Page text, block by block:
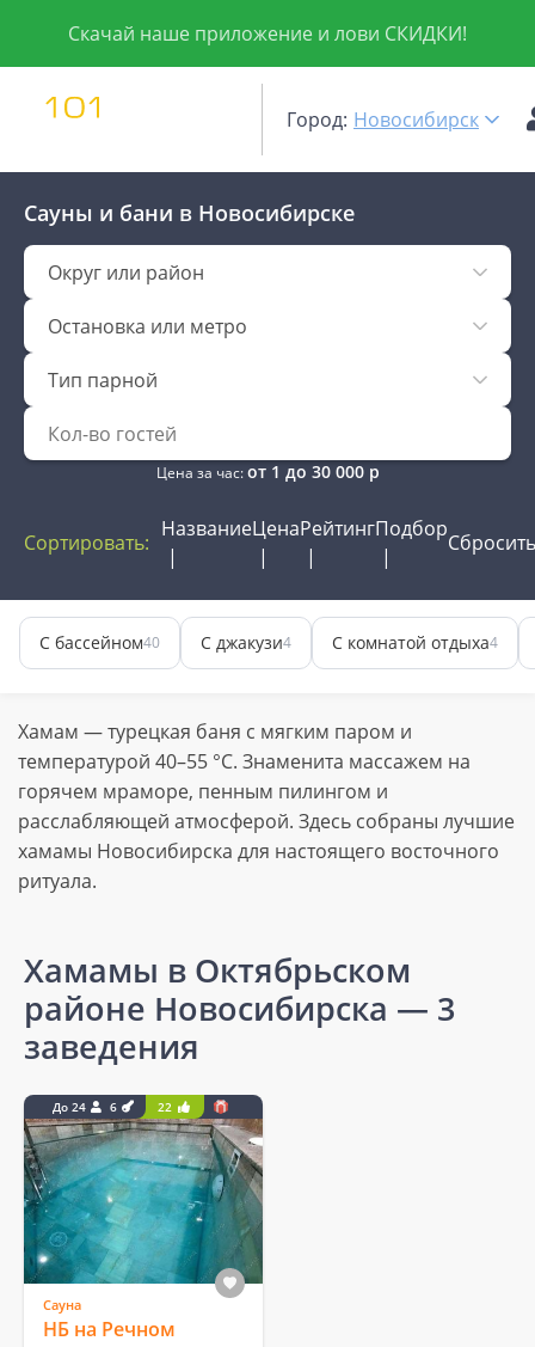
Скачай наше приложение и лови СКИДКИ!
Город: Новосибирск
Сауны и бани в Новосибирске
Округ или район
Остановка или метро
Тип парной
Цена за час:от 1 до 30 000р
Сортировать:
НазваниеЦенаРейтингПодбор
Сбросить
С бассейном40 С джакузи4 С комнатой отдыха4
Хамам — турецкая баня с мягким паром и
температурой 40–55 °C. Знаменита массажем на
горячем мраморе, пенным пилингом и
расслабляющей атмосферой. Здесь собраны лучшие
хамамы Новосибирска для настоящего восточного
ритуала.
Хамамы в Октябрьском
районе Новосибирска — 3
заведения
До 24 6 22
Сауна
НБ на Речном